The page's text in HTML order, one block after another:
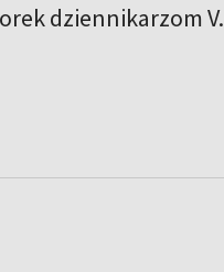
dziennikarzom V.